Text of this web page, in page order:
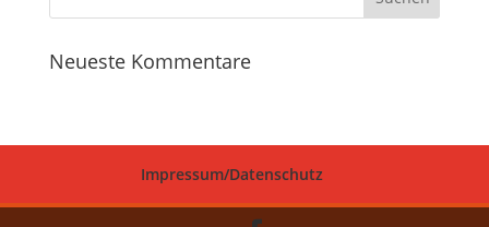
Neueste Kommentare
Impressum/Datenschutz